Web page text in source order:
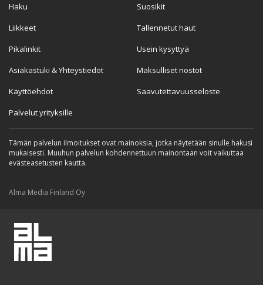
Haku
Liikkeet
Pikalinkit
Asiakastuki & Yhteystiedot
Käyttöehdot
Palvelut yrityksille
Suosikit
Tallennetut haut
Usein kysyttyä
Maksulliset nostot
Saavutettavuusseloste
Tämän palvelun ilmoitukset ovat mainoksia, jotka näytetään sinulle hakusi
mukaisesti. Muuhun palvelun kohdennettuun mainontaan voit vaikuttaa
evästeasetusten kautta.
Alma Media Finland Oy